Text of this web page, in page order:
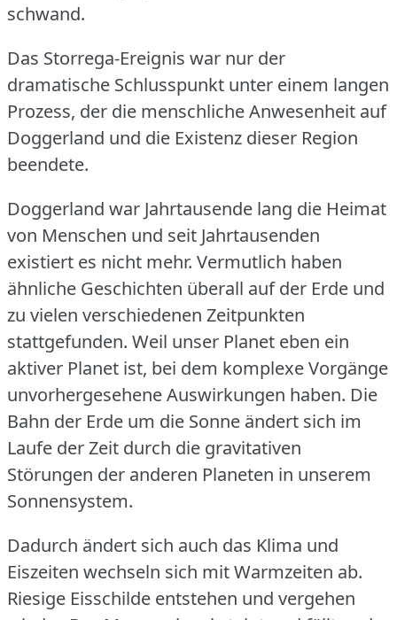
schwand.
Das Storrega-Ereignis war nur der
dramatische Schlusspunkt unter einem langen
Prozess, der die menschliche Anwesenheit auf
Doggerland und die Existenz dieser Region
beendete.
Doggerland war Jahrtausende lang die Heimat
von Menschen und seit Jahrtausenden
existiert es nicht mehr. Vermutlich haben
ähnliche Geschichten überall auf der Erde und
zu vielen verschiedenen Zeitpunkten
stattgefunden. Weil unser Planet eben ein
aktiver Planet ist, bei dem komplexe Vorgänge
unvorhergesehene Auswirkungen haben. Die
Bahn der Erde um die Sonne ändert sich im
Laufe der Zeit durch die gravitativen
Störungen der anderen Planeten in unserem
Sonnensystem.
Dadurch ändert sich auch das Klima und
Eiszeiten wechseln sich mit Warmzeiten ab.
Riesige Eisschilde entstehen und vergehen